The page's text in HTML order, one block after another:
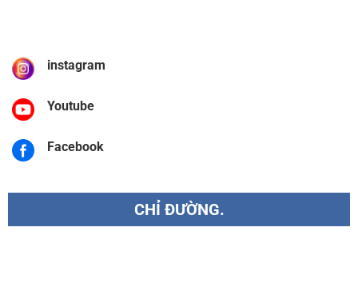
instagram
Youtube
Facebook
CHỈ ĐƯỜNG.